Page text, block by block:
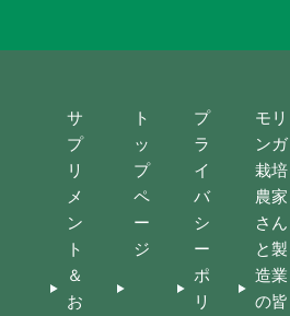
サ
プ
リ
メ
ン
ト
＆
お
ト
ッ
プ
ペ
ー
ジ
プ
ラ
イ
バ
シ
ー
ポ
リ
モリ
ンガ
栽培
農家
さん
と製
造業
の皆